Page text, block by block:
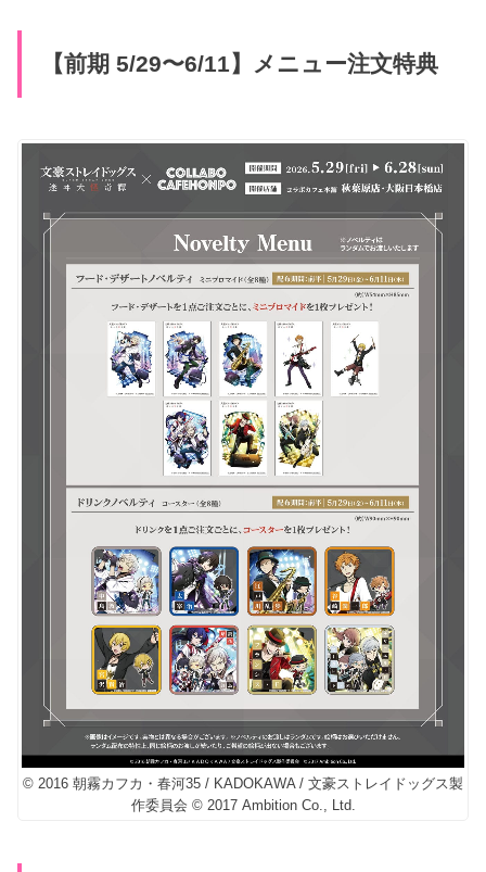
【前期 5/29〜6/11】メニュー注文特典
© 2016 朝霧カフカ・春河35 / KADOKAWA / 文豪ストレイドッグス製
作委員会 © 2017 Ambition Co., Ltd.